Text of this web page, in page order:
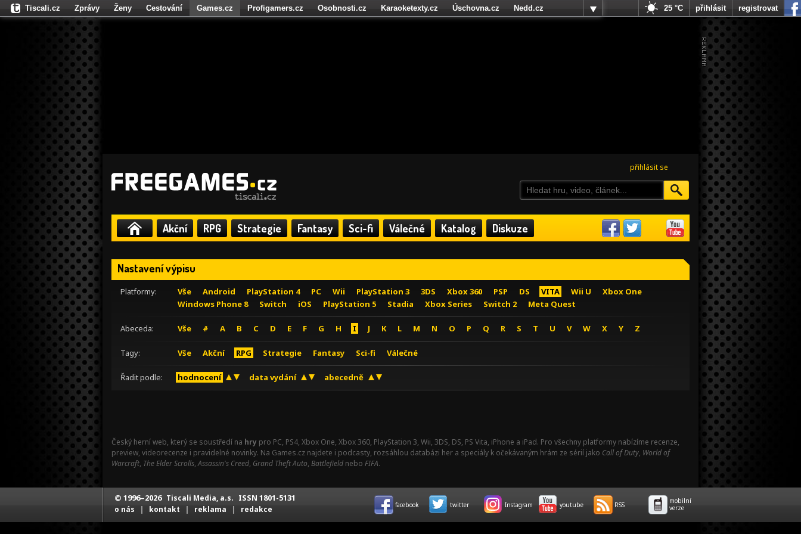
přihlásit se
Akční RPG Strategie Fantasy Sci-fi Válečné Katalog Diskuze
Nastavení výpisu
Platformy: Vše Android PlayStation 4 PC Wii PlayStation 3 3DS Xbox 360 PSP DS VITA Wii U
Xbox One
Windows Phone 8
Switch iOS PlayStation 5 Stadia Xbox Series Switch 2 Meta Quest
Abeceda: Vše # A B C D E F G H I J K L M N O P Q R S T U V W X Y Z
Tagy: Vše Akční RPG Strategie Fantasy Sci-fi Válečné
Řadit podle: hodnocení data vydání abecedně
Český herní web, který se soustředí na hry pro PC, PS4, Xbox One, Xbox 360, PlayStation 3, Wii, 3DS, DS, PS Vita, iPhone a iPad. Pro všechny platformy nabízíme recenze,
preview, videorecenze i pravidelné novinky. Na Games.cz najdete i podcasty, rozsáhlou databázi her a speciály k očekávaným hrám ze sérií jako Call of Duty, World of
Warcraft, The Elder Scrolls,Assassin's Creed, Grand Theft Auto, Battlefield nebo FIFA.
Tiscali.cz Zprávy Ženy Cestování Games.cz Profigamers.cz Osobnosti.cz Karaoketexty.cz Úschovna.cz
Nedd.cz
Fights.cz
25 °C přihlásit registrovat
© 1996–2026 Tiscali Media, a.s. ISSN 1801-5131
o nás | kontakt | reklama | redakce facebook twitter Instagram youtube RSS
mobilní
verze